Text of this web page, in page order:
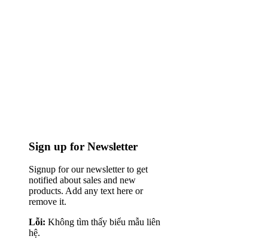
Sign up for Newsletter
Signup for our newsletter to get
notified about sales and new
products. Add any text here or
remove it.
Lỗi: Không tìm thấy biểu mẫu liên
hệ.